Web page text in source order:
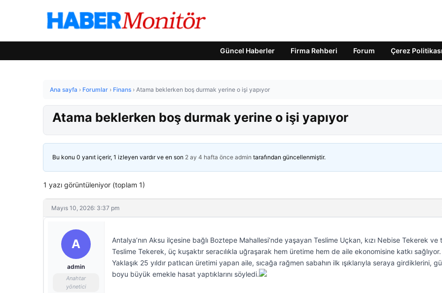
Güncel Haberler Firma Rehberi Forum Çerez Politikası
Ana sayfa › Forumlar › Finans › Atama beklerken boş durmak yerine o işi yapıyor
Atama beklerken boş durmak yerine o işi yapıyor
Bu konu 0 yanıt içerir, 1 izleyen vardır ve en son 2 ay 4 hafta önce admin tarafından güncellenmiştir.
1 yazı görüntüleniyor (toplam 1)
Mayıs 10, 2026: 3:37 pm
A
admin
Anahtar
yönetici
Antalya’nın Aksu ilçesine bağlı Boztepe Mahallesi’nde yaşayan Teslime Uçkan, kızı Nebise Tekerek ve
Teslime Tekerek, üç kuşaktır seracılıkla uğraşarak hem üretime hem de aile ekonomisine katkı sağlıyor.
Yaklaşık 25 yıldır patlıcan üretimi yapan aile, sıcağa rağmen sabahın ilk ışıklarıyla seraya girdiklerini,
boyu büyük emekle hasat yaptıklarını söyledi.